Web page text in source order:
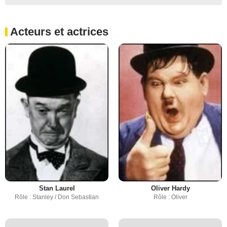
Acteurs et actrices
Stan Laurel
Rôle : Stanley / Don Sebastian
Oliver Hardy
Rôle : Oliver